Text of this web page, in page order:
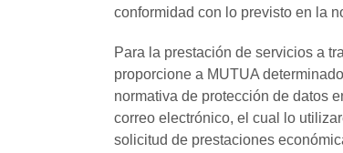
conformidad con lo previsto en la
Para la prestación de servicios a
proporcione a MUTUA
normativa de protección de datos
correo electrónico, el cual lo
solicitud de prestaciones